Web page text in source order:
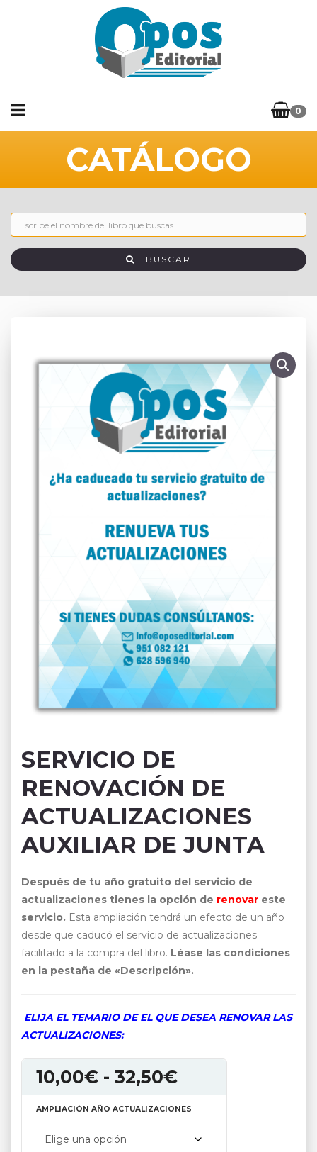
0
CATÁLOGO
BUSCAR
SERVICIO DE
RENOVACIÓN DE
ACTUALIZACIONES
AUXILIAR DE JUNTA
Después de tu año gratuito del servicio de
actualizaciones tienes la opción de renovar este
servicio. Esta ampliación tendrá un efecto de un año
desde que caducó el servicio de actualizaciones
facilitado a la compra del libro. Léase las condiciones
en la pestaña de «Descripción».
ELIJA EL TEMARIO DE EL QUE DESEA RENOVAR LAS
ACTUALIZACIONES:
10,00€ - 32,50€Rango
precios:
desde
AMPLIACIÓN AÑO ACTUALIZACIONES